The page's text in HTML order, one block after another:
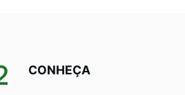
CONHEÇA